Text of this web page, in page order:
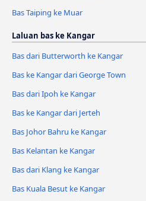
Bas Taiping ke Muar
Laluan bas ke Kangar
Bas dari Butterworth ke Kangar
Bas ke Kangar dari George Town
Bas dari Ipoh ke Kangar
Bas ke Kangar dari Jerteh
Bas Johor Bahru ke Kangar
Bas Kelantan ke Kangar
Bas dari Klang ke Kangar
Bas Kuala Besut ke Kangar